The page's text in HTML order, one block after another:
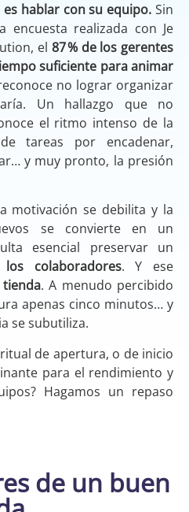
hablar con su equipo. Sin
encuesta realizada con Je
el 87 % de los gerentes
suficiente para animar
no lograr organizar
Un hallazgo que no
el ritmo intenso de la
tareas por encadenar,
y muy pronto, la presión
motivación se debilita y la
se convierte en un
esencial preservar un
colaboradores. Y ese
. A menudo percibido
apenas cinco minutos… y
se subutiliza.
de apertura, o de inicio
para el rendimiento y
Hagamos un repaso
de un buen